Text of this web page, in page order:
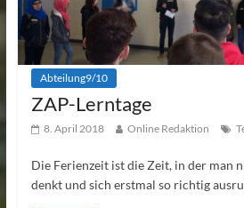
Abteilung9/10
ZAP-Lerntage
8. April 2018 Online Redaktion
Die Ferienzeit ist die Zeit, in der man
denkt und sich erstmal so richtig